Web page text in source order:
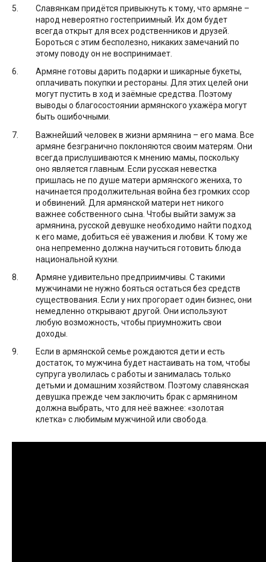
Славянкам придётся привыкнуть к тому, что армяне –
народ невероятно гостеприимный. Их дом будет
всегда открыт для всех родственников и друзей.
Бороться с этим бесполезно, никаких замечаний по
этому поводу он не воспринимает.
Армяне готовы дарить подарки и шикарные букеты,
оплачивать покупки и рестораны. Для этих целей они
могут пустить в ход и заёмные средства. Поэтому
выводы о благосостоянии армянского ухажёра могут
быть ошибочными.
Важнейший человек в жизни армянина – его мама. Все
армяне безгранично поклоняются своим матерям. Они
всегда прислушиваются к мнению мамы, поскольку
оно является главным. Если русская невестка
пришлась не по душе матери армянского жениха, то
начинается продолжительная война без громких ссор
и обвинений. Для армянской матери нет никого
важнее собственного сына. Чтобы выйти замуж за
армянина, русской девушке необходимо найти подход
к его маме, добиться её уважения и любви. К тому же
она непременно должна научиться готовить блюда
национальной кухни.
Армяне удивительно предприимчивы. С такими
мужчинами не нужно бояться остаться без средств
существования. Если у них прогорает один бизнес, они
немедленно открывают другой. Они используют
любую возможность, чтобы приумножить свои
доходы.
Если в армянской семье рождаются дети и есть
достаток, то мужчина будет настаивать на том, чтобы
супруга уволилась с работы и занималась только
детьми и домашним хозяйством. Поэтому славянская
девушка прежде чем заключить брак с армянином
должна выбрать, что для неё важнее: «золотая
клетка» с любимым мужчиной или свобода.